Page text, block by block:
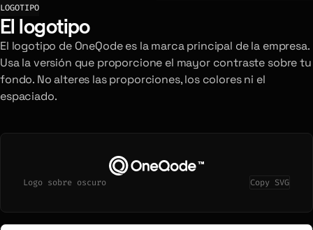
LOGOTIPO
El logotipo
El logotipo de OneQode es la marca principal de la empresa.
Usa la versión que proporcione el mayor contraste sobre tu
fondo. No alteres las proporciones, los colores ni el
espaciado.
Logo sobre oscuro Copy SVG